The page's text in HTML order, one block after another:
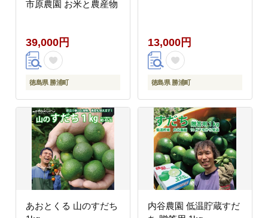
市原農園 お米と農産物
39,000円
徳島県 勝浦町
13,000円
徳島県 勝浦町
あおとくる 山のすだち
内谷農園 低温貯蔵すだ